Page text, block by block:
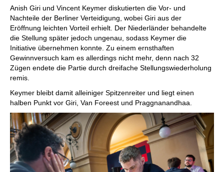
Anish Giri und Vincent Keymer diskutierten die Vor- und
Nachteile der Berliner Verteidigung, wobei Giri aus der
Eröffnung leichten Vorteil erhielt. Der Niederländer behandelte
die Stellung später jedoch ungenau, sodass Keymer die
Initiative übernehmen konnte. Zu einem ernsthaften
Gewinnversuch kam es allerdings nicht mehr, denn nach 32
Zügen endete die Partie durch dreifache Stellungswiederholung
remis.
Keymer bleibt damit alleiniger Spitzenreiter und liegt einen
halben Punkt vor Giri, Van Foreest und Praggnanandhaa.